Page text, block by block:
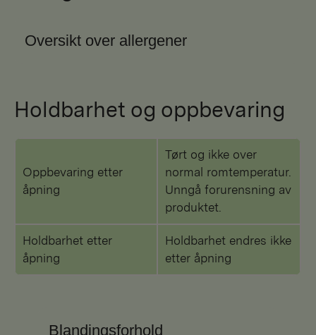
Oversikt over allergener
Holdbarhet og oppbevaring
Oppbevaring etter
åpning
Tørt og ikke over
normal romtemperatur.
Unngå forurensning av
produktet.
Holdbarhet etter
åpning
Holdbarhet endres ikke
etter åpning
Blandingsforhold